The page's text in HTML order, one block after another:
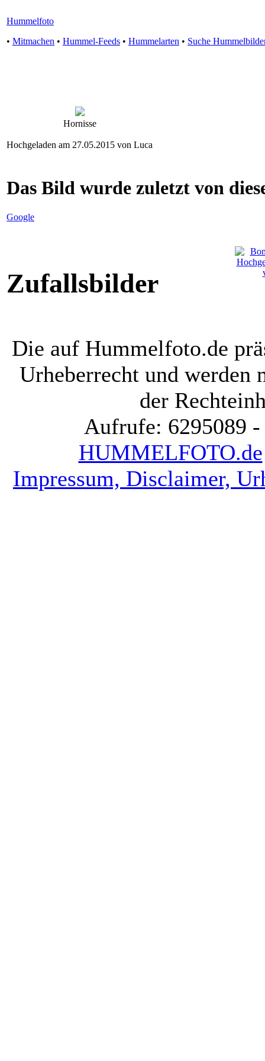
Hummelfoto
• Mitmachen • Hummel-Feeds • Hummelarten • Suche
Hornisse
Hochgeladen am 27.05.2015 von Luca
Das Bild wurde zuletzt von
Google
Zufallsbilder
Die auf Hummelfoto.de
Urheberrecht und werden
der
Aufrufe: 6295089
HUMMELFOTO.de
Impressum, Disclaimer,